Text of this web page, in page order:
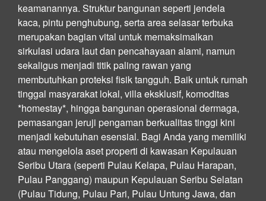
keamanannya. Struktur bangunan seperti jendela
kaca, pintu penghubung, serta area selasar terbuka
merupakan bagian vital untuk memaksimalkan
sirkulasi udara laut dan pencahayaan alami, namun
sekaligus menjadi titik paling rawan yang
membutuhkan proteksi fisik tangguh. Baik untuk rumah
tinggal masyarakat lokal, villa eksklusif, komoditas
*homestay*, hingga bangunan operasional dermaga,
pemasangan jeruji pengaman berkualitas tinggi kini
menjadi kebutuhan esensial. Bagi Anda yang memiliki
atau mengelola aset properti di kawasan Kepulauan
Seribu Utara (seperti Pulau Kelapa, Pulau Harapan,
Pulau Panggang) maupun Kepulauan Seribu Selatan
(Pulau Tidung, Pulau Pari, Pulau Untung Jawa, dan